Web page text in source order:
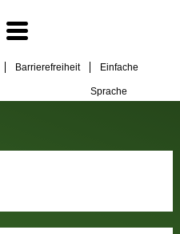
Barrierefreiheit Einfache
Sprache